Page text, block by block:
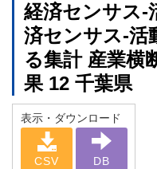
経済センサス‐
済センサス‐活
る集計 産業横
果 12 千葉県
表示・ダウンロード
CSV DB